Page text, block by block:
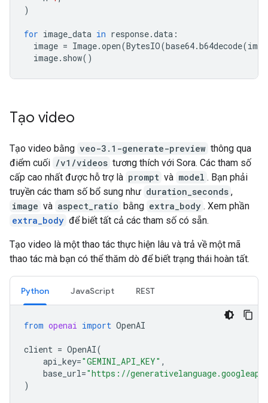
)
for image_data in response.data :
image = Image.open(BytesIO(base64.b64decode(
image. show()
Tạo video
Tạo video bằng veo-3.1-generate-preview thông qua
điểm cuối /v1/videos tương thích với Sora. Các tham số
cấp cao nhất được hỗ trợ là prompt và model . Bạn phải
truyền các tham số bổ sung như duration_seconds ,
image và aspect_ratio bằng extra_body . Xem phần
extra_body để biết tất cả các tham số có sẵn.
Tạo video là một thao tác thực hiện lâu và trả về một mã
thao tác mà bạn có thể thăm dò để biết trạng thái hoàn tất.
Python JavaScript REST
from openai import OpenAI
client = OpenAI(
api_key="GEMINI_API_KEY" ,
base_url="https://
)